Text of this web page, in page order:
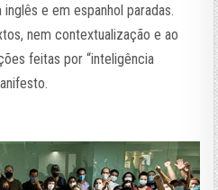
e em espanhol paradas.
nem contextualização e ao
feitas por “inteligência